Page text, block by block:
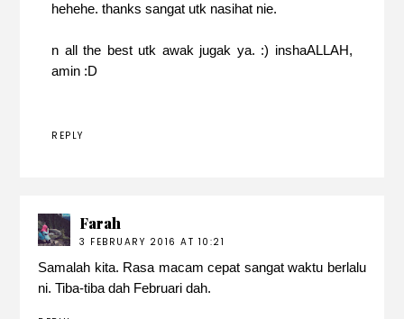
hehehe. thanks sangat utk nasihat nie.
n all the best utk awak jugak ya. :) inshaALLAH,
amin :D
REPLY
Farah
3 FEBRUARY 2016 AT 10:21
Samalah kita. Rasa macam cepat sangat waktu berlalu
ni. Tiba-tiba dah Februari dah.